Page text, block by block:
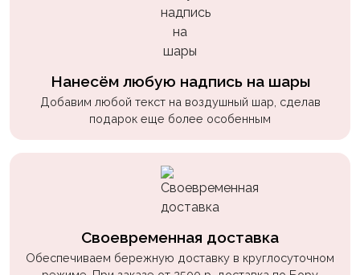
Нанесём любую надпись на шары
Добавим любой текст на воздушный шар, сделав
подарок еще более особенным
Своевременная доставка
Обеспечиваем бережную доставку в круглосуточном